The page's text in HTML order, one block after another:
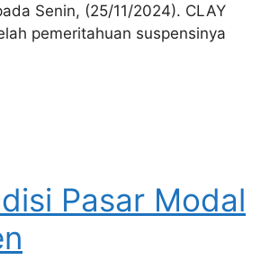
Senin, (25/11/2024). CLAY
pemeritahuan suspensinya
Pasar Modal